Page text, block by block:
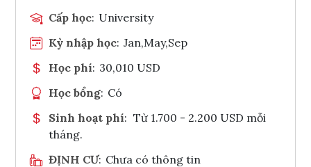
Cấp học: University
Kỳ nhập học: Jan,May,Sep
Học phí: 30,010 USD
Học bổng: Có
Sinh hoạt phí: Từ 1.700 - 2.200 USD mỗi
tháng.
ĐỊNH CƯ: Chưa có thông tin